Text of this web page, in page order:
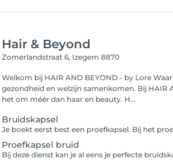
Hair & Beyond
Zomerlandstraat 6, Izegem 8870
Welkom bij HAIR AND BEYOND - by Lore Waar schoonheid,
gezondheid en welzijn samenkomen. Bij HAIR AND BEYOND draait
het om méér dan haar en beauty. H...
Bruidskapsel
Proefkapsel bruid